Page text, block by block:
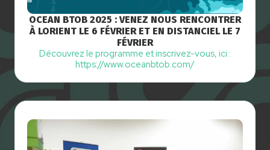
OCEAN BTOB 2025 : VENEZ NOUS RENCONTRER
À LORIENT LE 6 FÉVRIER ET EN DISTANCIEL LE 7
FÉVRIER
Découvrez le programme et inscrivez-vous, ici :
https://www.oceanbtob.com/